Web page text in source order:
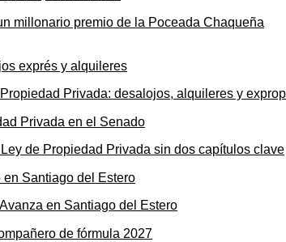
millonario premio de la Poceada Chaqueña
Privada: desalojos, alquileres y
de Propiedad Privada sin dos capítulos clave
en Santiago del Estero